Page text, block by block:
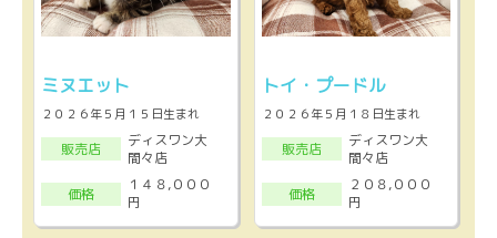
ミヌエット
２０２６年５月１５日生まれ
販売店
ディスワン大
間々店
価格
１４８,０００
円
トイ・プードル
２０２６年５月１８日生まれ
販売店
ディスワン大
間々店
価格
２０８,０００
円